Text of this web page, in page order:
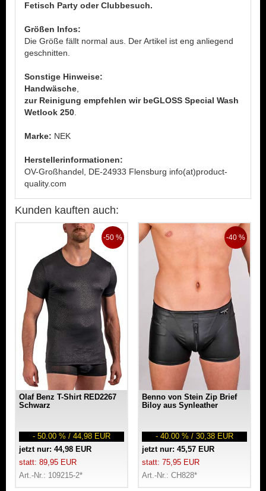
Fetisch Party oder Clubbesuch.
Größen Infos:
Die Größe fällt normal aus. Der Artikel ist eng anliegend
geschnitten.
Sonstige Hinweise:
Handwäsche
zur Reinigung empfehlen wir beGLOSS Special Wash
Wetlook 250
Marke: NEK
Herstellerinformationen:
OV-Großhandel, DE-24933 Flensburg info(at)product-
quality.com
Kunden kauften auch:
-50 %
Olaf Benz T-Shirt RED2267
Schwarz
- 50.00 % / 44,98 EUR
jetzt nur: 44,98 EUR
statt: 89,95 EUR
Art.-Nr.: 109215-2*
-40 %
Benno von Stein Zip Brief
Biloy aus Synleather
- 40.00 % / 30,38 EUR
jetzt nur: 45,57 EUR
statt: 75,95 EUR
Art.-Nr.: CH828*